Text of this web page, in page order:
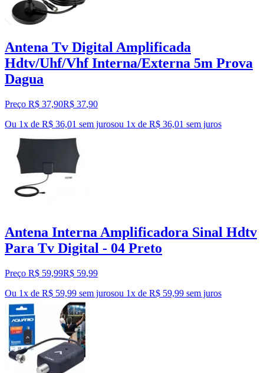
Antena Tv Digital Amplificada
Hdtv/Uhf/Vhf Interna/Externa 5m Prova
Dagua
Preço R$ 37,90R$ 37,90
Ou 1x de R$ 36,01 sem jurosou 1x de R$ 36,01 sem juros
Antena Interna Amplificadora Sinal Hdtv
Para Tv Digital - 04 Preto
Preço R$ 59,99R$ 59,99
Ou 1x de R$ 59,99 sem jurosou 1x de R$ 59,99 sem juros